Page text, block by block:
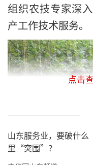
组织农技专家深
产工作技术服务。
点击
山东服务业，要破什
里“突围”？